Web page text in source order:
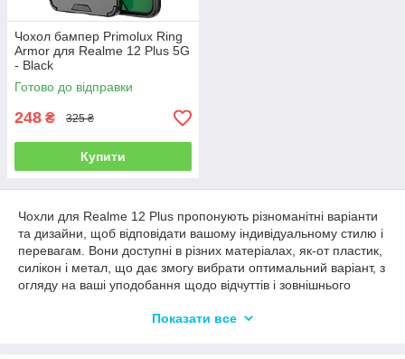
Чохол бампер Primolux Ring
Armor для Realme 12 Plus 5G
- Black
Готово до відправки
248 ₴ 325 ₴
Купити
Чохли для Realme 12 Plus пропонують різноманітні варіанти
та дизайни, щоб відповідати вашому індивідуальному стилю і
перевагам. Вони доступні в різних матеріалах, як-от пластик,
силікон і метал, що дає змогу вибрати оптимальний варіант, з
огляду на ваші уподобання щодо відчуттів і зовнішнього
Силіконові чохли:один з найбільш популярних і
Показати все